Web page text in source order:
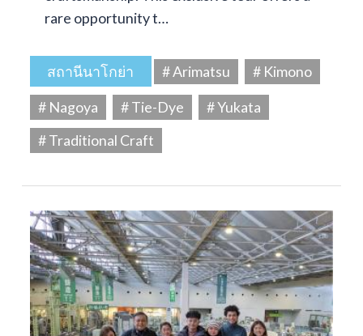
rare opportunity t…
สถานีนาโกย่า # Arimatsu
# Kimono
# Nagoya
# Tie-Dye
# Yukata
# Traditional Craft